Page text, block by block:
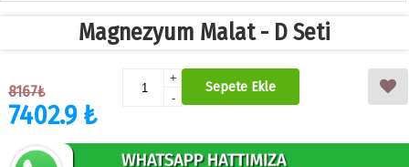
Magnezyum Malat - D Seti
8167₺
7402.9 ₺
+
-
Sepete Ekle